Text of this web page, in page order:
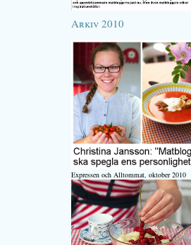
Arkiv 2010
Expressen och Alltommat, oktober 2010